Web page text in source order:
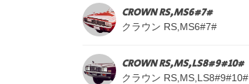
CROWN RS,MS6#7#
クラウン RS,MS6#7#
CROWN RS,MS,LS8#9#10#
クラウン RS,MS,LS8#9#10#